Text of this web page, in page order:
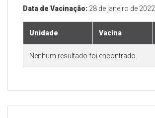
Data de Vacinação: 28 de janeiro de 2022
Unidade Vacina
Nenhum resultado foi encontrado.